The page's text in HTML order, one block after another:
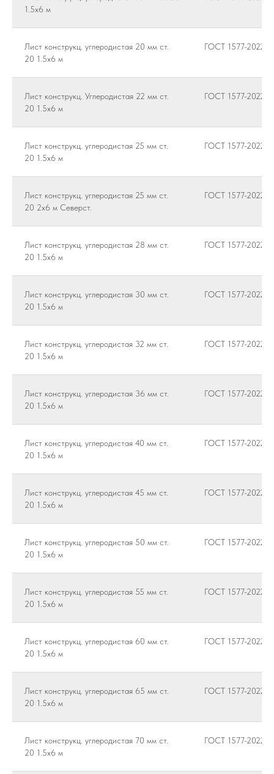
1.5х6 м
Лист конструкц. углеродистая 20 мм ст.
20 1.5х6 м
ГОСТ 1577-2022
Лист конструкц. Углеродистая 22 мм ст.
20 1.5х6 м
ГОСТ 1577-2022
Лист конструкц. углеродистая 25 мм ст.
20 1.5х6 м
ГОСТ 1577-2022
Лист конструкц. углеродистая 25 мм ст.
20 2х6 м Северст.
ГОСТ 1577-2022
Лист конструкц. углеродистая 28 мм ст.
20 1.5х6 м
ГОСТ 1577-2022
Лист конструкц. углеродистая 30 мм ст.
20 1.5х6 м
ГОСТ 1577-2022
Лист конструкц. углеродистая 32 мм ст.
20 1.5х6 м
ГОСТ 1577-2022
Лист конструкц. углеродистая 36 мм ст.
20 1.5х6 м
ГОСТ 1577-2022
Лист конструкц. углеродистая 40 мм ст.
20 1.5х6 м
ГОСТ 1577-2022
Лист конструкц. углеродистая 45 мм ст.
20 1.5х6 м
ГОСТ 1577-2022
Лист конструкц. углеродистая 50 мм ст.
20 1.5х6 м
ГОСТ 1577-2022
Лист конструкц. углеродистая 55 мм ст.
20 1.5х6 м
ГОСТ 1577-2022
Лист конструкц. углеродистая 60 мм ст.
20 1.5х6 м
ГОСТ 1577-2022
Лист конструкц. углеродистая 65 мм ст.
20 1.5х6 м
ГОСТ 1577-2022
Лист конструкц. углеродистая 70 мм ст.
20 1.5х6 м
ГОСТ 1577-2022